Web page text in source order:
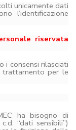
unicamente dati
l’identificazione
riservata
i consensi rilasciati
per le
ha bisogno di
“dati sensibili”)